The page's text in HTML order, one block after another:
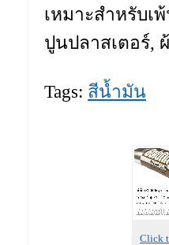
เหมาะสำหรับเ
ปูนปลาสเตอร์,
Tags: สีน้ำมัน
Click